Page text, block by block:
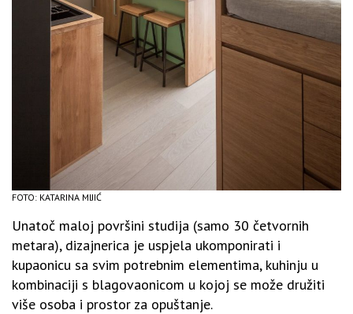
FOTO: KATARINA MIJIĆ
Unatoč maloj površini studija (samo 30 četvornih
metara), dizajnerica je uspjela ukomponirati i
kupaonicu sa svim potrebnim elementima, kuhinju u
kombinaciji s blagovaonicom u kojoj se može družiti
više osoba i prostor za opuštanje.